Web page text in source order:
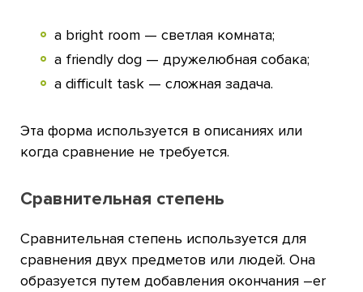
a bright room — светлая комната;
a friendly dog — дружелюбная собака;
a difficult task — сложная задача.
Эта форма используется в описаниях или
когда сравнение не требуется.
Сравнительная степень
Сравнительная степень используется для
сравнения двух предметов или людей. Она
образуется путем добавления окончания –er